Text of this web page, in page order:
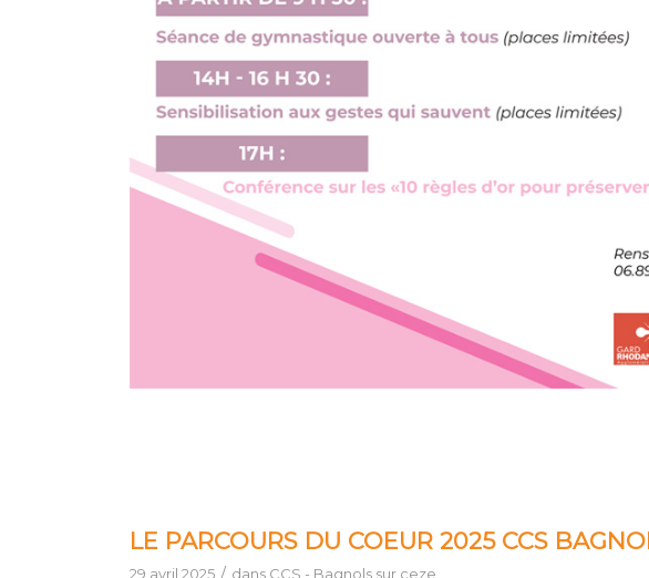
LE PARCOURS DU COEUR 2025 CCS
29 avril 2025 / dans CCS - Bagnols sur ceze